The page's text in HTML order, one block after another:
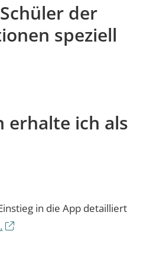
der
speziell
erhalte ich als
in die App detailliert